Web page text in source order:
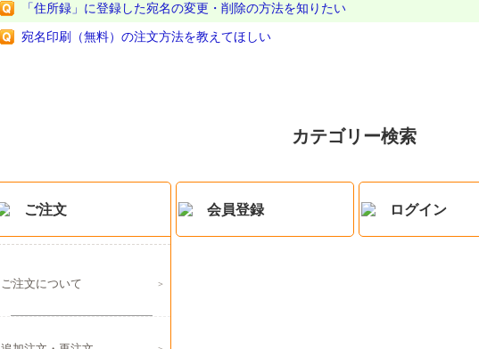
「住所録」に登録した宛名の変更・削除の方法を知りたい
宛名印刷（無料）の注文方法を教えてほしい
カテゴリー検索
ご注文
ご注文について
会員登録 ログイン